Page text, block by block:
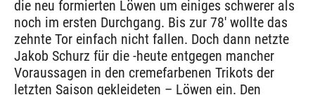
die neu formierten Löwen um einiges schwerer als
noch im ersten Durchgang. Bis zur 78′ wollte das
zehnte Tor einfach nicht fallen. Doch dann netzte
Jakob Schurz für die -heute entgegen mancher
Voraussagen in den cremefarbenen Trikots der
letzten Saison gekleideten – Löwen ein. Den